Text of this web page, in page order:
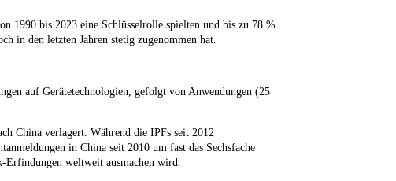
1990 bis 2023 eine Schlüsselrolle spielten und bis zu 78 %
in den letzten Jahren stetig zugenommen hat.
auf Gerätetechnologien, gefolgt von Anwendungen (25
China verlagert. Während die IPFs seit 2012
in China seit 2010 um fast das Sechsfache
weltweit ausmachen wird.